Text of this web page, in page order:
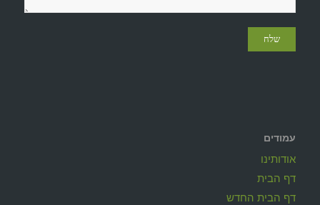
עמודים
אודותינו
דף הבית
דף הבית החדש